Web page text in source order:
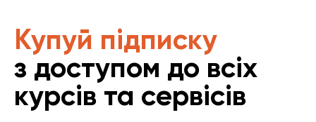
Купуй підписку
з доступом до всіх
курсів та сервісів